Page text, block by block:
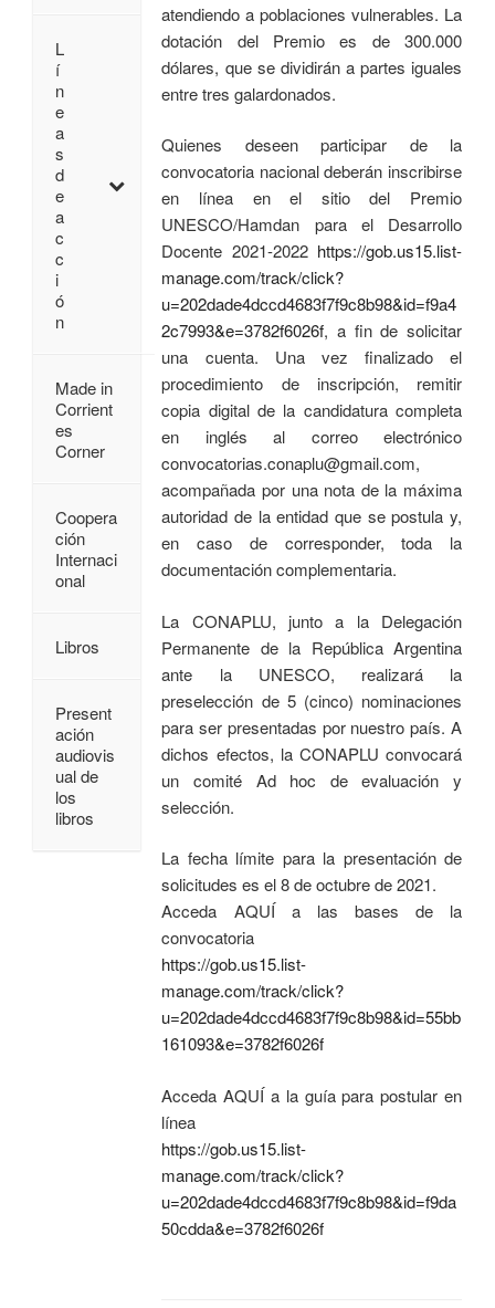
atendiendo a poblaciones vulnerables. La
dotación del Premio es de 300.000
dólares, que se dividirán a partes iguales
entre tres galardonados.
Quienes deseen participar de la
convocatoria nacional deberán inscribirse
en línea en el sitio del Premio
UNESCO/Hamdan para el Desarrollo
Docente 2021-2022 https://gob.us15.list-
manage.com/track/click?
u=202dade4dccd4683f7f9c8b98&id=f9a4
2c7993&e=3782f6026f, a fin de solicitar
una cuenta. Una vez finalizado el
procedimiento de inscripción, remitir
copia digital de la candidatura completa
en inglés al correo electrónico
convocatorias.conaplu@gmail.com,
acompañada por una nota de la máxima
autoridad de la entidad que se postula y,
en caso de corresponder, toda la
documentación complementaria.
La CONAPLU, junto a la Delegación
Permanente de la República Argentina
ante la UNESCO, realizará la
preselección de 5 (cinco) nominaciones
para ser presentadas por nuestro país. A
dichos efectos, la CONAPLU convocará
un comité Ad hoc de evaluación y
selección.
La fecha límite para la presentación de
solicitudes es el 8 de octubre de 2021.
Acceda AQUÍ a las bases de la
convocatoria
https://gob.us15.list-
manage.com/track/click?
u=202dade4dccd4683f7f9c8b98&id=55bb
161093&e=3782f6026f
Acceda AQUÍ a la guía para postular en
línea
https://gob.us15.list-
manage.com/track/click?
u=202dade4dccd4683f7f9c8b98&id=f9da
50cdda&e=3782f6026f
L
í
n
e
a
s
d
e
a
c
c
i
ó
n
Made in
Corrient
es
Corner
Coopera
ción
Internaci
onal
Libros
Present
ación
audiovis
ual de
los
libros